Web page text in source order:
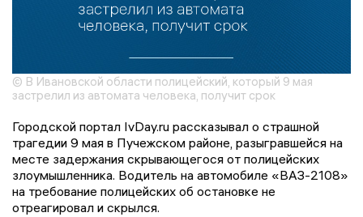
© В Ивановской области полицейский, который 9 мая
застрелил из автомата человека, получит срок
Городской портал IvDay.ru рассказывал о страшной
трагедии 9 мая в Пучежском районе, разыгравшейся на
месте задержания скрывающегося от полицейских
злоумышленника. Водитель на автомобиле «ВАЗ-2108»
на требование полицейских об остановке не
отреагировал и скрылся.